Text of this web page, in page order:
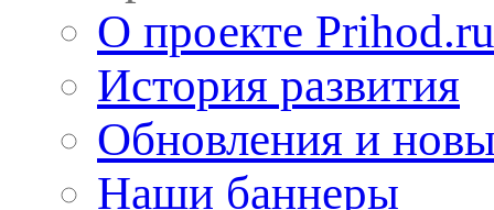
О проекте Prihod.ru
История развития
Обновления и
Наши баннеры